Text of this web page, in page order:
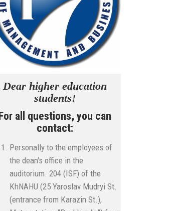
Dear higher education
students!
For all questions, you can
contact:
Personally to the employees of
the dean's office in the
auditorium. 204 (ISF) of the
KhNAHU (25 Yaroslav Mudryi St.
(entrance from Karazin St.),